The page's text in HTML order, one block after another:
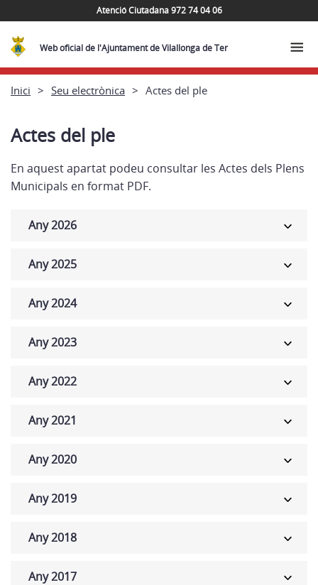
Atenció Ciutadana 972 74 04 06
Web oficial de l'Ajuntament de Vilallonga de Ter
Inici Seu electrònica Actes del ple
Actes del ple
En aquest apartat podeu consultar les Actes dels Plens
Municipals en format PDF.
Any 2026
Any 2025
Any 2024
Any 2023
Any 2022
Any 2021
Any 2020
Any 2019
Any 2018
Any 2017